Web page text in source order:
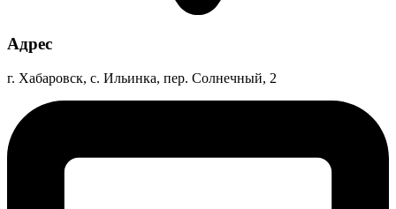
Адрес
г. Хабаровск, с. Ильинка, пер. Солнечный, 2